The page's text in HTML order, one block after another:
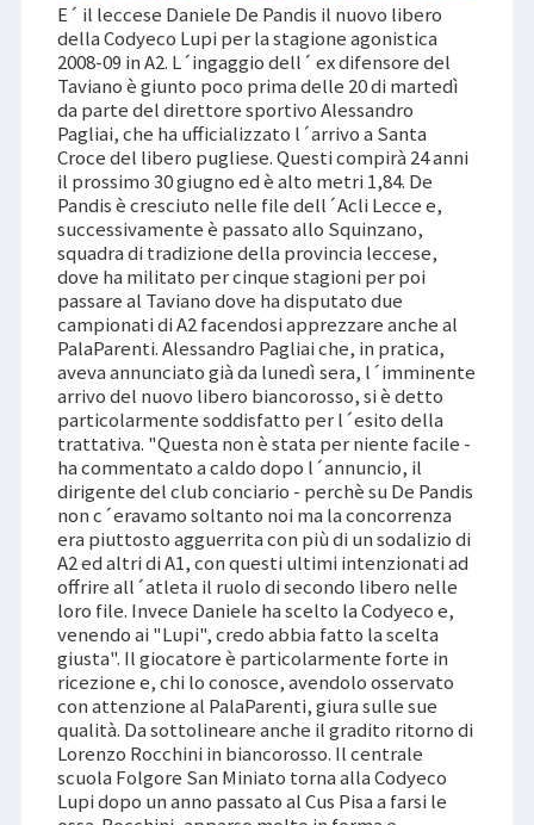
E´ il leccese Daniele De Pandis il nuovo libero
della Codyeco Lupi per la stagione agonistica
2008-09 in A2. L´ingaggio dell´ ex difensore del
Taviano è giunto poco prima delle 20 di martedì
da parte del direttore sportivo Alessandro
Pagliai, che ha ufficializzato l´arrivo a Santa
Croce del libero pugliese. Questi compirà 24 anni
il prossimo 30 giugno ed è alto metri 1,84. De
Pandis è cresciuto nelle file dell´Acli Lecce e,
successivamente è passato allo Squinzano,
squadra di tradizione della provincia leccese,
dove ha militato per cinque stagioni per poi
passare al Taviano dove ha disputato due
campionati di A2 facendosi apprezzare anche al
PalaParenti. Alessandro Pagliai che, in pratica,
aveva annunciato già da lunedì sera, l´imminente
arrivo del nuovo libero biancorosso, si è detto
particolarmente soddisfatto per l´esito della
trattativa. "Questa non è stata per niente facile -
ha commentato a caldo dopo l´annuncio, il
dirigente del club conciario - perchè su De Pandis
non c´eravamo soltanto noi ma la concorrenza
era piuttosto agguerrita con più di un sodalizio di
A2 ed altri di A1, con questi ultimi intenzionati ad
offrire all´atleta il ruolo di secondo libero nelle
loro file. Invece Daniele ha scelto la Codyeco e,
venendo ai "Lupi", credo abbia fatto la scelta
giusta". Il giocatore è particolarmente forte in
ricezione e, chi lo conosce, avendolo osservato
con attenzione al PalaParenti, giura sulle sue
qualità. Da sottolineare anche il gradito ritorno di
Lorenzo Rocchini in biancorosso. Il centrale
scuola Folgore San Miniato torna alla Codyeco
Lupi dopo un anno passato al Cus Pisa a farsi le